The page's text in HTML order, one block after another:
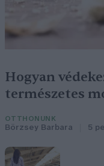
Hogyan
természetes
OTTHONUNK
Börzsey Barbara 5